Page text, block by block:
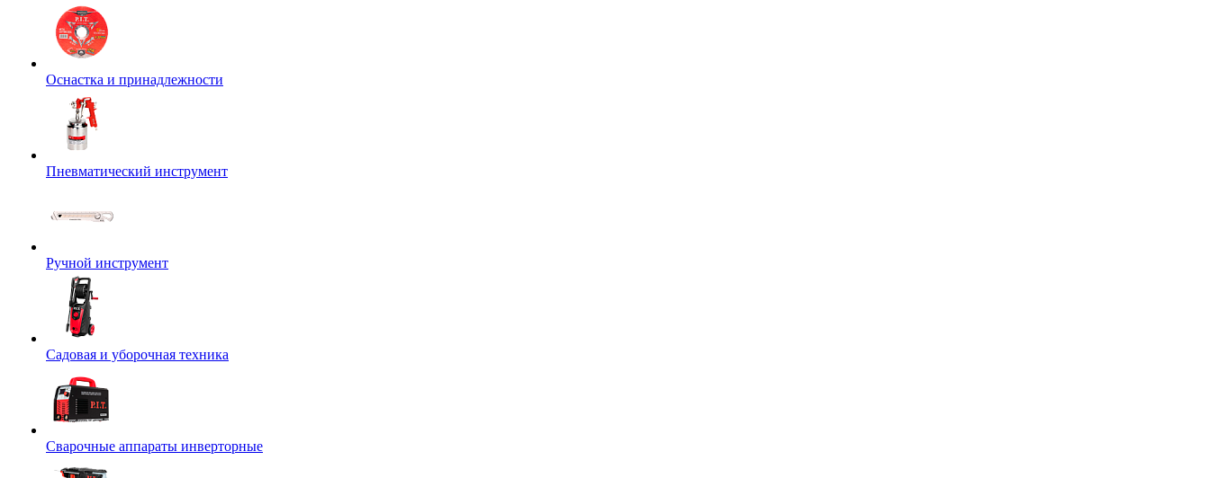
Оснастка и принадлежности
Пневматический инструмент
Ручной инструмент
Садовая и уборочная техника
Сварочные аппараты инверторные